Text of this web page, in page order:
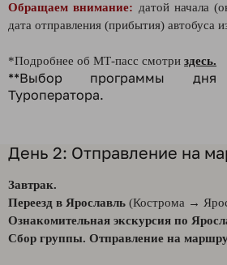
Обращаем внимание: датой начала
дата отправления (прибытия) автобуса
*Подробнее об МТ-пасс смотри здесь.
**Выбор программы
Туроператора.
День 2: Отправление на
Завтрак.
Переезд в Ярославль (Кострома →
Ознакомительная экскурсия по
Сбор группы. Отправление на